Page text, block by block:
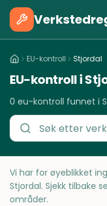
EU-kontroll Stjordal
EU-kontroll i
0 eu-kontroll funnet i
Vi har for øyeblikket
Stjordal. Sjekk tilbake
områder.